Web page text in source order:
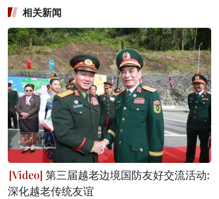
相关新闻
第三届越老边境国防友好交流活动:
深化越老传统友谊